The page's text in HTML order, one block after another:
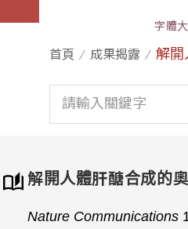
首頁 成果揭露 解開
字體
解開人體肝醣合成的
Nature Communications